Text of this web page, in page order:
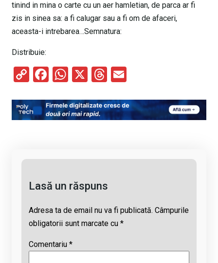
tinind in mina o carte cu un aer hamletian, de parca ar fi
zis in sinea sa: a fi calugar sau a fi om de afaceri,
aceasta-i intrebarea…Semnatura:
Distribuie:
C
py
Li
F
ce
b
W
at
s
X
T
e
a
ail
Lasă un răspuns
Adresa ta de email nu va fi publicată. Câmpurile
obligatorii sunt marcate cu *
Comentariu *